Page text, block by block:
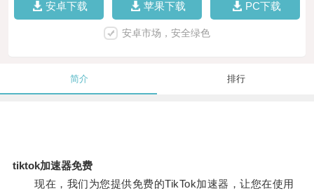
安卓下载 苹果下载 PC下载
安卓市场，安全绿色
简介 排行
tiktok加速器免费
现在，我们为您提供免费的TikTok加速器，让您在使用